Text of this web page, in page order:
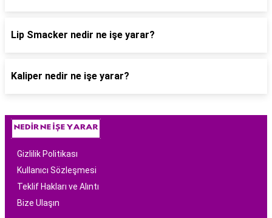
Lip Smacker nedir ne işe yarar?
Kaliper nedir ne işe yarar?
Gizlilik Politikası
Kullanıcı Sözleşmesi
Teklif Hakları ve Alıntı
Bize Ulaşın